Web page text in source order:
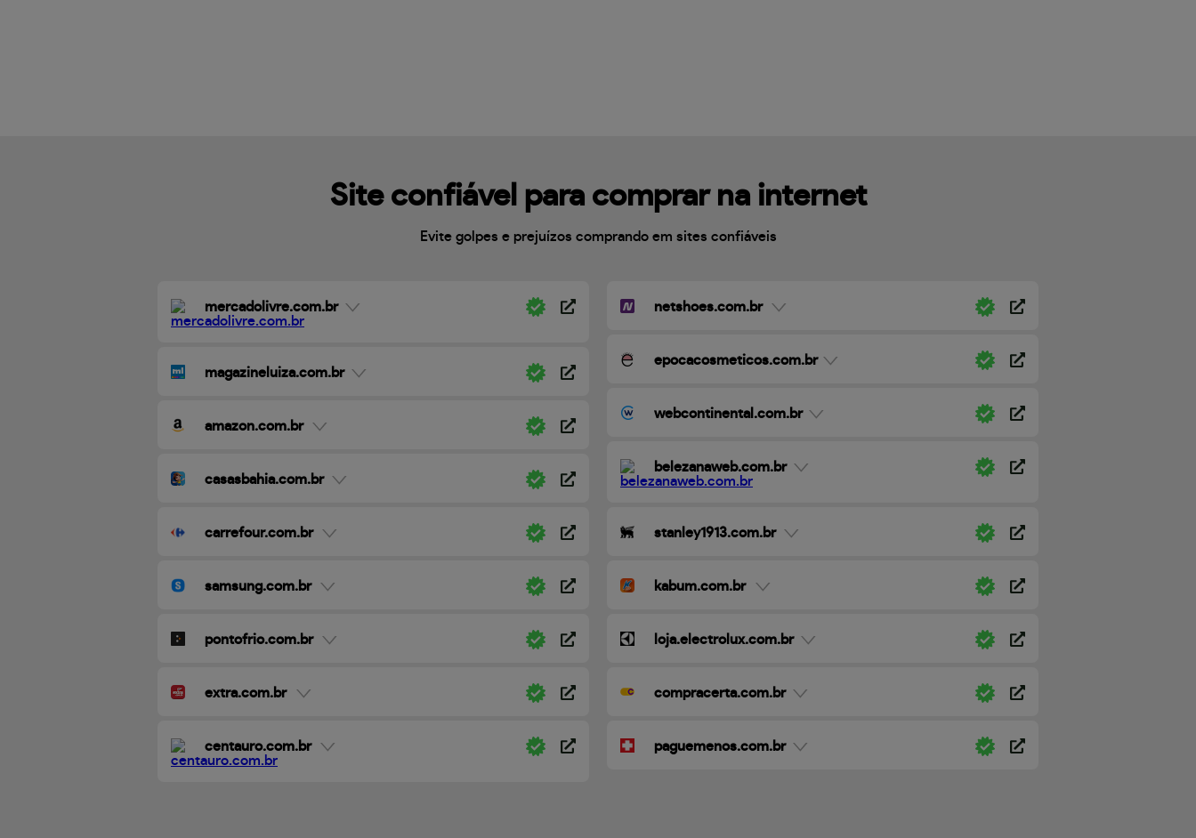
Site confiável para comprar na internet
Evite golpes e prejuízos comprando em sites confiáveis
mercadolivre.com.br
magazineluiza.com.br
amazon.com.br
casasbahia.com.br
carrefour.com.br
samsung.com.br
pontofrio.com.br
extra.com.br
centauro.com.br
netshoes.com.br
epocacosmeticos.com.br
webcontinental.com.br
belezanaweb.com.br
stanley1913.com.br
kabum.com.br
loja.electrolux.com.br
compracerta.com.br
paguemenos.com.br